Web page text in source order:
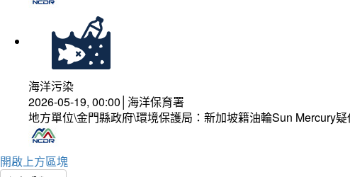
海洋污染
2026-05-19, 00:00│海洋保育署
地方單位\金門縣政府\環境保護局：新加坡籍油輪Sun Mercury
開啟上方區塊